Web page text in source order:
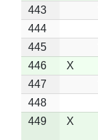
443
444
445
446
X
447
448
449
X